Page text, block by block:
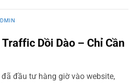
Traffic Dồi Dào – Chỉ Cần
đầu tư hàng giờ vào website,